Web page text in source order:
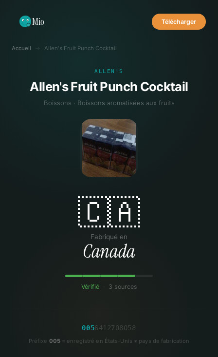
Mio Télécharger
Accueil → Allen's Fruit Punch Cocktail
ALLEN'S
Allen's Fruit Punch Cocktail
Boissons · Boissons aromatisées aux fruits
🇨🇦
Fabriqué en
Canada
Vérifié 3 sources
005641 2708058
Préfixe 005= enregistré en États-Unis ≠ pays de fabrication